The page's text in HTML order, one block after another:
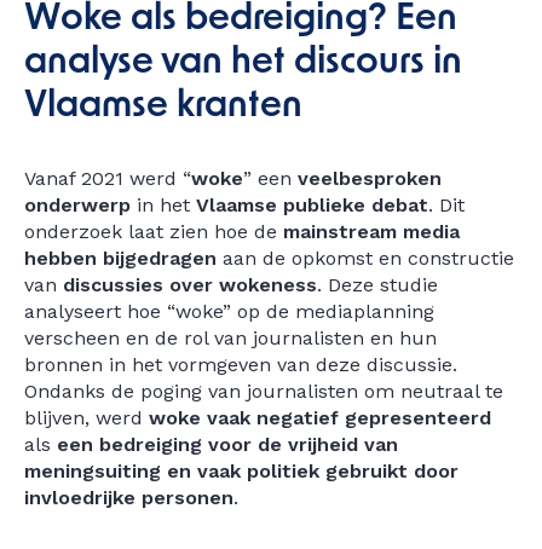
Woke als bedreiging? Een
analyse van het discours in
Vlaamse kranten
Vanaf 2021 werd “woke” een veelbesproken
onderwerp in het Vlaamse publieke debat. Dit
onderzoek laat zien hoe de mainstream media
hebben bijgedragen aan de opkomst en constructie
van discussies over wokeness. Deze studie
analyseert hoe “woke” op de mediaplanning
verscheen en de rol van journalisten en hun
bronnen in het vormgeven van deze discussie.
Ondanks de poging van journalisten om neutraal te
blijven, werd woke vaak negatief gepresenteerd
als een bedreiging voor de vrijheid van
meningsuiting en vaak politiek gebruikt door
invloedrijke personen.